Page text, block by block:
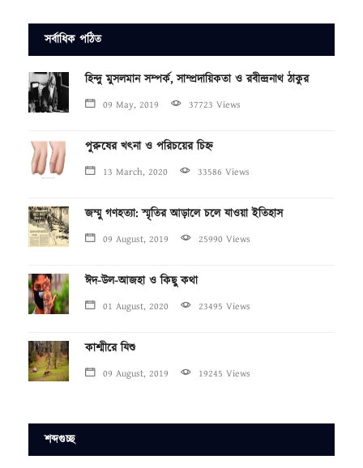
সর্বাধিক পঠিত
হিন্দু মুসলমান সম্পর্ক, সাম্প্রদায়িকতা ও রবীন্দ্রনাথ ঠাকুর
09 May, 2019 37723 Views
পুরুষের খৎনা ও পরিচয়ের চিহ্ন
13 March, 2020 33586 Views
জম্মু গণহত্যা: স্মৃতির আড়ালে চলে যাওয়া ইতিহাস
09 August, 2019 25990 Views
ঈদ-উল-আজহা ও কিছু কথা
01 August, 2020 23495 Views
কাশ্মীরে যিশু
09 August, 2019 19245 Views
শব্দগুচ্ছ